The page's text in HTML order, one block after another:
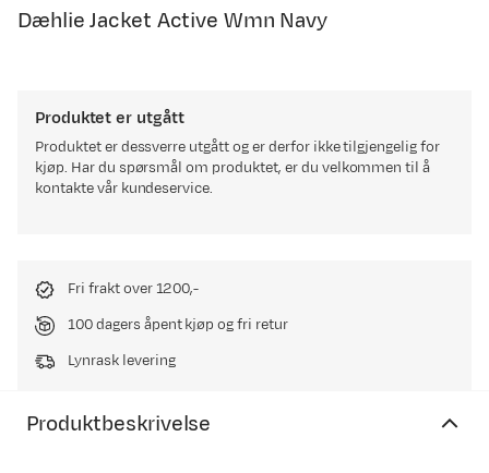
Dæhlie Jacket Active Wmn Navy
Produktet er utgått
Produktet er dessverre utgått og er derfor ikke tilgjengelig for
kjøp. Har du spørsmål om produktet, er du velkommen til å
kontakte vår kundeservice.
Fri frakt over 1200,-
100 dagers åpent kjøp og fri retur
Lynrask levering
Produktbeskrivelse